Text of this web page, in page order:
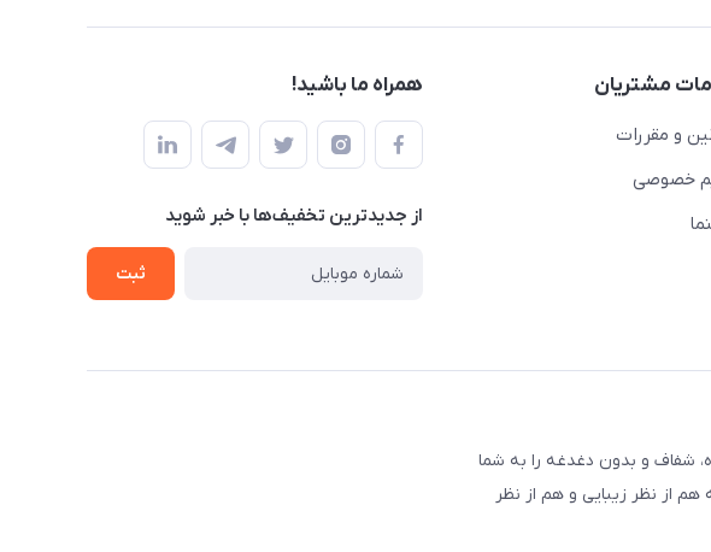
مشتریان
و مقررات
خصوصی
همراه ما باشید!
از جدید‌ترین تخفیف‌ها با‌ خبر شوید
ثبت
شفاف و بدون دغدغه را به شما
از نظر زیبایی و هم از نظر